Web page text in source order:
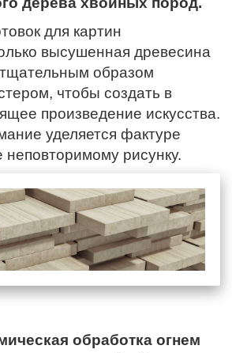
для картин
высушенная древесина
образом
чтобы создать в
произведение искусства.
уделяется фактуре
рисунку.
обработка огнем